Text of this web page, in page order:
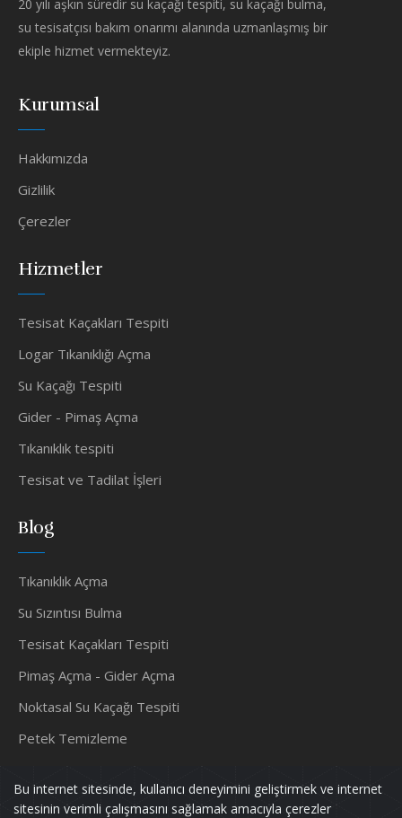
Bu internet sitesinde, kullanıcı deneyimini geliştirmek ve internet
sitesinin verimli çalışmasını sağlamak amacıyla çerezler
20 yılı aşkın süredir su kaçağı tespiti, su kaçağı bulma,
su tesisatçısı bakım onarımı alanında uzmanlaşmış bir
ekiple hizmet vermekteyiz.
Kurumsal
Hakkımızda
Gizlilik
Çerezler
Hizmetler
Tesisat Kaçakları Tespiti
Logar Tıkanıklığı Açma
Su Kaçağı Tespiti
Gider - Pimaş Açma
Tıkanıklık tespiti
Tesisat ve Tadilat İşleri
Blog
Tıkanıklık Açma
Su Sızıntısı Bulma
Tesisat Kaçakları Tespiti
Pimaş Açma - Gider Açma
Noktasal Su Kaçağı Tespiti
Petek Temizleme